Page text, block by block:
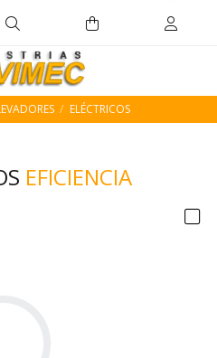
ELÉCTRICOS
EFICIENCIA